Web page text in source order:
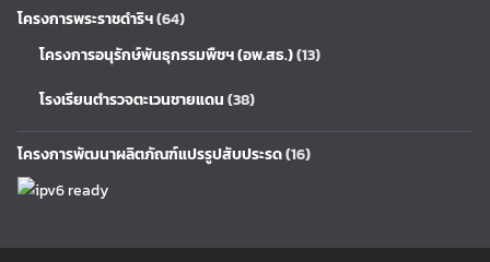
โครงการพระราชดำริฯ(64)
โครงการอนุรักษ์พันธุกรรมพืชฯ (อพ.สธ.)(13)
โรงเรียนตำรวจตะเวนชายแดน(38)
โครงการพัฒนาผลิตภัณฑ์แปรรูปสับประรด(16)